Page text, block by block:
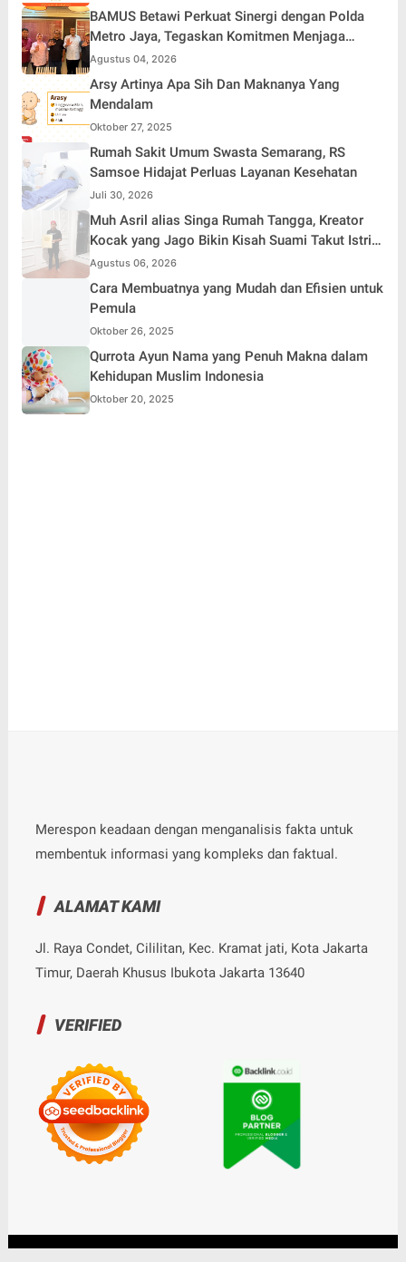
BAMUS Betawi Perkuat Sinergi dengan Polda
Metro Jaya, Tegaskan Komitmen Menjaga
Jakarta Aman, Damai, dan Kondusif Jelang HUT
ke-81 Republik Indonesia
Agustus 04, 2026
Arsy Artinya Apa Sih Dan Maknanya Yang
Mendalam
Oktober 27, 2025
Rumah Sakit Umum Swasta Semarang, RS
Samsoe Hidajat Perluas Layanan Kesehatan
Juli 30, 2026
Muh Asril alias Singa Rumah Tangga, Kreator
Kocak yang Jago Bikin Kisah Suami Takut Istri
Jadi Hiburan
Agustus 06, 2026
Cara Membuatnya yang Mudah dan Efisien untuk
Pemula
Oktober 26, 2025
Qurrota Ayun Nama yang Penuh Makna dalam
Kehidupan Muslim Indonesia
Oktober 20, 2025
Merespon keadaan dengan menganalisis fakta untuk
membentuk informasi yang kompleks dan faktual.
ALAMAT KAMI
Jl. Raya Condet, Cililitan, Kec. Kramat jati, Kota Jakarta
Timur, Daerah Khusus Ibukota Jakarta 13640
VERIFIED